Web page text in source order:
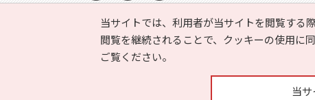
当サイトでは、利用者が当サイトを閲覧する
閲覧を継続されることで、クッキーの使用に
ご覧ください。
当